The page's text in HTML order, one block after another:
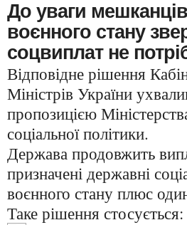
До уваги
воєнного стану
соцвиплат не
Відповідне рішення
Міністрів України
пропозицією
соціальної політики.
Держава продовжить
призначені державні
воєнного стану плюс
Таке рішення стосується: